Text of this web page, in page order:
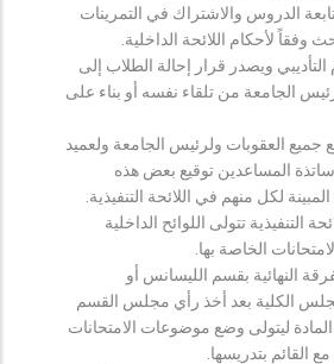
الدروس والاشتراك في التمرينات
وفقاً لأحكام اللائحة الداخلية.
ويصدر قرار إحالة الطلاب إلى
الجامعة من تلقاء نفسه أو بناء على
جميع العقوبات ولرئيس الجامعة ولعميد
المساعدين توقيع بعض هذه
لكل منهم في اللائحة التنفيذية.
التنفيذية تتولى اللوائح الداخلية
الخاصة بها.
النهائية بقسم الليسانس أو
الكلية بعد أخذ رأي مجلس القسم
ليتولى وضع موضوعات الامتحانات
القائم بتدريسها.